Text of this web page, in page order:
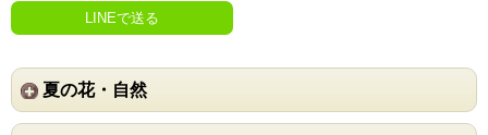
LINEで送る
夏の花・自然